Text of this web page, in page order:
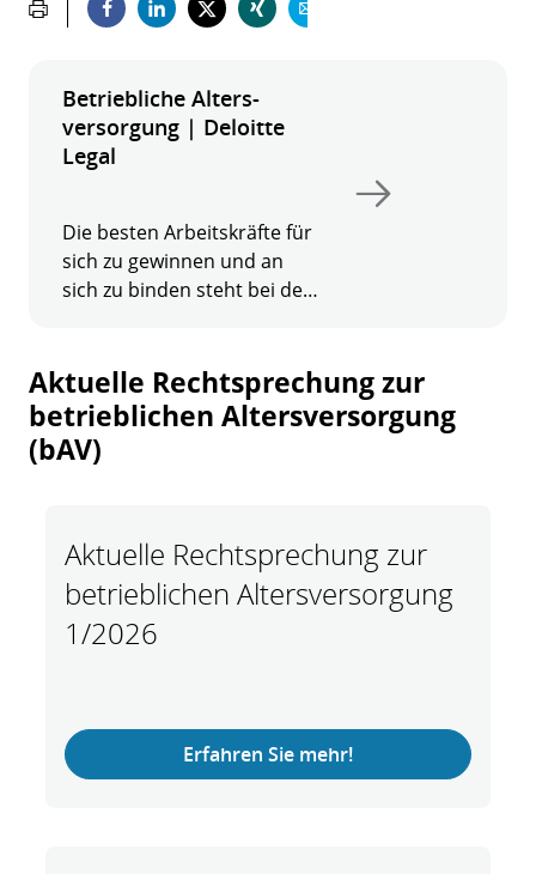
Betriebliche Alters­
versor­gung | Deloitte
Legal
Die besten Arbeitskräfte für
sich zu gewinnen und an
sich zu binden steht bei den
wettbewerbsfähige
Vergütungspakete hinaus
ergänzen erfolgreiche
Unternehmen die Bezüge
Altersversorgungsleistunge
n und/oder
Mitarbeiterbeteiligungsprog
ramme.
Aktuelle Rechtsprechung zur
betrieblichen Altersversorgung
(bAV)
Aktuelle Rechtsprechung zur
betrieblichen Altersversorgung
1/2026
Erfahren Sie mehr!